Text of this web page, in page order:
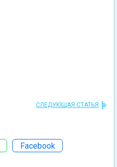
СЛЕДУЮЩАЯ СТАТЬЯ
Facebook